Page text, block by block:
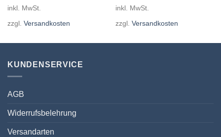
inkl. MwSt.
zzgl. Versandkosten
inkl. MwSt.
zzgl. Versandkosten
KUNDENSERVICE
AGB
Widerrufsbelehrung
Versandarten